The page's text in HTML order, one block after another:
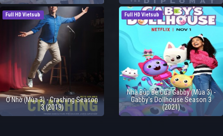
Full HD Vietsub
Ở Nhờ (Mùa 3) - Crashing Season
3 (2019)
Full HD Vietsub
Nhà Búp Bê Của Gabby (Mùa 3) -
Gabby's Dollhouse Season 3
(2021)